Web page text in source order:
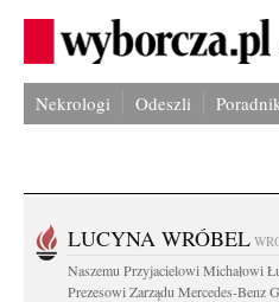
Nekrologi Odeszli
LUCYNA WRÓBEL
Naszemu Przyjacielowi Michałowi
Prezesowi Zarządu Mercedes-Benz